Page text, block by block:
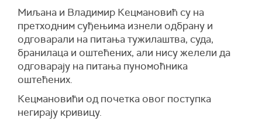
Миљана и Владимир Кецмановић су на
претходним суђењима изнели одбрану и
одговарали на питања тужилаштва, суда,
бранилаца и оштећених, али нису желели да
одговарају на питања пуномоћника
оштећених.
Кецмановићи од почетка овог поступка
негирају кривицу.